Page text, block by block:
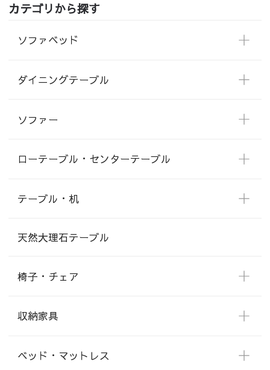
カテゴリから探す
ソファベッド
ダイニングテーブル
ソファー
ローテーブル・センターテーブル
テーブル・机
天然大理石テーブル
椅子・チェア
収納家具
ベッド・マットレス